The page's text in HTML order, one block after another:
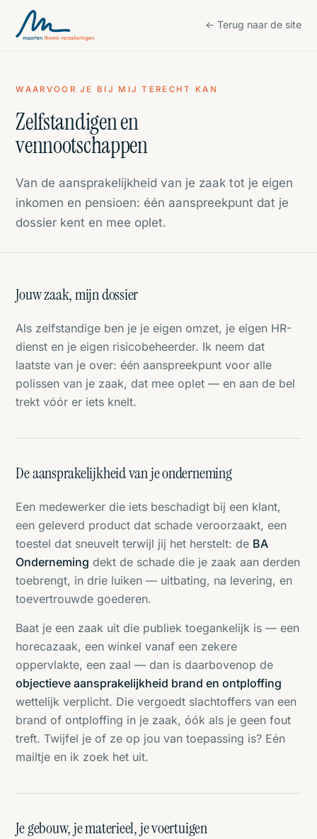
← Terug naar de site
WAARVOOR JE BIJ MIJ TERECHT KAN
Zelfstandigen en
vennootschappen
Van de aansprakelijkheid van je zaak tot je eigen
inkomen en pensioen: één aanspreekpunt dat je
dossier kent en mee oplet.
Jouw zaak, mijn dossier
Als zelfstandige ben je je eigen omzet, je eigen HR-
dienst en je eigen risicobeheerder. Ik neem dat
laatste van je over: één aanspreekpunt voor alle
polissen van je zaak, dat mee oplet — en aan de bel
trekt vóór er iets knelt.
De aansprakelijkheid van je onderneming
Een medewerker die iets beschadigt bij een klant,
een geleverd product dat schade veroorzaakt, een
toestel dat sneuvelt terwijl jij het herstelt: de BA
Onderneming dekt de schade die je zaak aan derden
toebrengt, in drie luiken — uitbating, na levering, en
toevertrouwde goederen.
Baat je een zaak uit die publiek toegankelijk is — een
horecazaak, een winkel vanaf een zekere
oppervlakte, een zaal — dan is daarbovenop de
objectieve aansprakelijkheid brand en ontploffing
wettelijk verplicht. Die vergoedt slachtoffers van een
brand of ontploffing in je zaak, óók als je geen fout
treft. Twijfel je of ze op jou van toepassing is? Eén
mailtje en ik zoek het uit.
Je gebouw, je materieel, je voertuigen